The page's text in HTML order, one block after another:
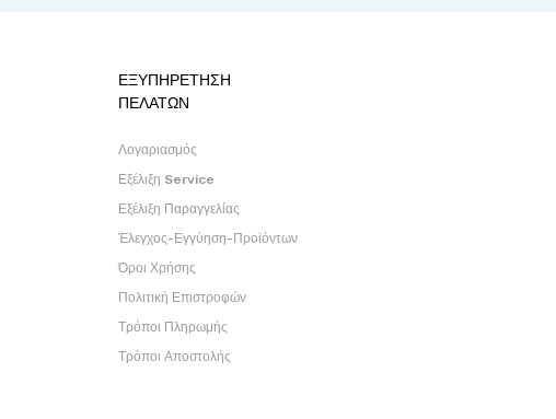
ΕΞΥΠΗΡΕΤΗΣΗ
ΠΕΛΑΤΩΝ
Λογαριασμός
Εξέλιξη Service
Εξέλιξη Παραγγελίας
Έλεγχος-Εγγύηση-Προϊόντων
Όροι Χρήσης
Πολιτική Επιστροφών
Τρόποι Πληρωμής
Τρόποι Αποστολής